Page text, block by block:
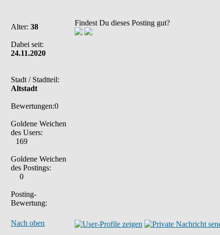
Alter: 38
Dabei seit:
24.11.2020
Stadt / Stadtteil:
Altstadt
Bewertungen:0
Goldene Weichen
des Users:
169
Goldene Weichen
des Postings:
0
Posting-
Bewertung:
Findest Du dieses Posting gut?
Nach oben